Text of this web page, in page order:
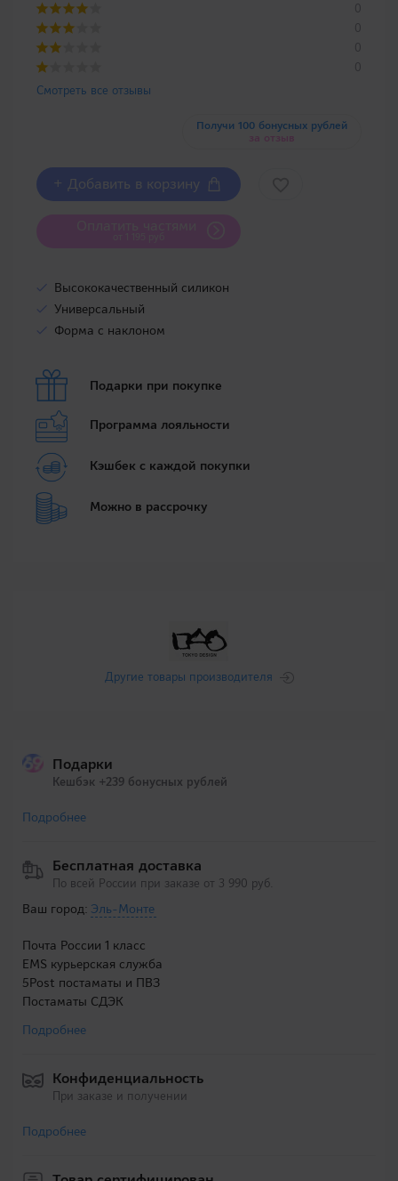
0
0
0
0
Смотреть все отзывы
Получи 100 бонусных рублей
за отзыв
+ Добавить в корзину
Высококачественный силикон
Универсальный
Форма с наклоном
Подарки при покупке
Программа лояльности
Кэшбек с каждой покупки
Можно в рассрочку
Другие товары производителя
Подарки
Кешбэк +239 бонусных рублей
Подробнее
Бесплатная доставка
По всей России при заказе от 3 990 руб.
Ваш город: Эль-Монте
Почта России 1 класс
EMS курьерская служба
5Post постаматы и ПВЗ
Постаматы СДЭК
Подробнее
Конфиденциальность
При заказе и получении
Подробнее